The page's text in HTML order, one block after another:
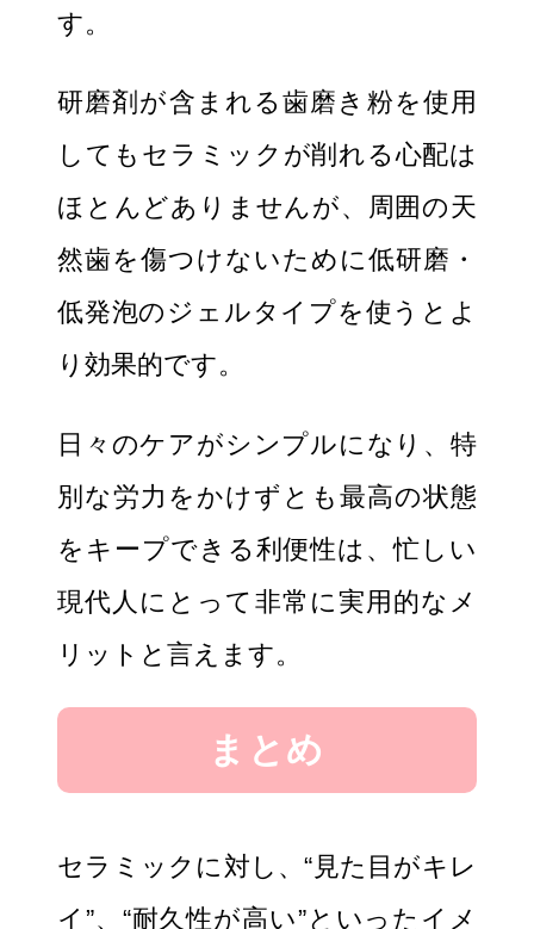
す。
研磨剤が含まれる歯磨き粉を使用
してもセラミックが削れる心配は
ほとんどありませんが、周囲の天
然歯を傷つけないために低研磨・
低発泡のジェルタイプを使うとよ
り効果的です。
日々のケアがシンプルになり、特
別な労力をかけずとも最高の状態
をキープできる利便性は、忙しい
現代人にとって非常に実用的なメ
リットと言えます。
まとめ
セラミックに対し、“見た目がキレ
イ”、“耐久性が高い”といったイメ